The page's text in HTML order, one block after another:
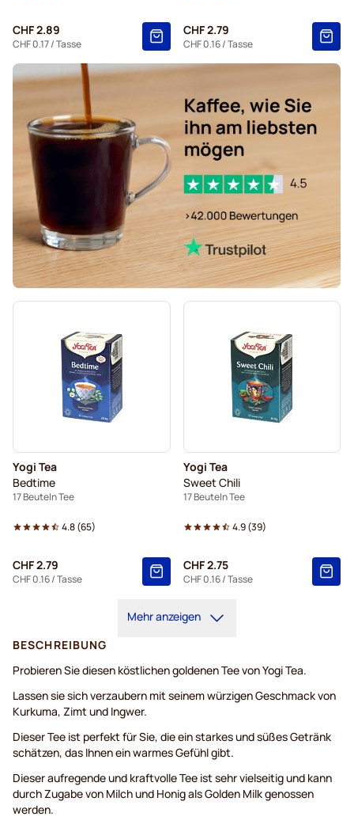
CHF 2.89
CHF 0.17/ Tasse
CHF 2.79
CHF 0.16/ Tasse
Yogi Tea
Bedtime
17 Beuteln Tee
4.8(65)
CHF 2.79
CHF 0.16/ Tasse
Yogi Tea
Sweet Chili
17 Beuteln Tee
4.9(39)
CHF 2.75
CHF 0.16/ Tasse
Mehr anzeigen
BESCHREIBUNG
Probieren Sie diesen köstlichen goldenen Tee von Yogi Tea.
Lassen sie sich verzaubern mit seinem würzigen Geschmack von
Kurkuma, Zimt und Ingwer.
Dieser Tee ist perfekt für Sie, die ein starkes und süßes Getränk
schätzen, das Ihnen ein warmes Gefühl gibt.
Dieser aufregende und kraftvolle Tee ist sehr vielseitig und kann
durch Zugabe von Milch und Honig als Golden Milk genossen
werden.